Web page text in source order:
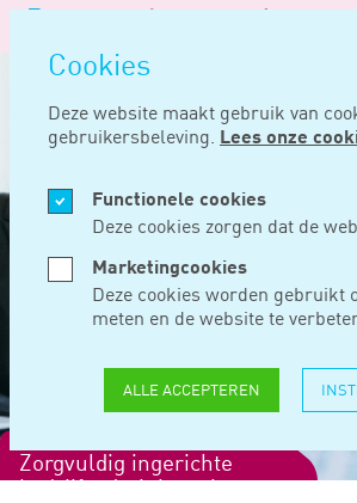
overslaan
Cookies
Deze website maakt gebruik van
gebruikersbeleving. Lees onze
Functionele cookies
Deze cookies zorgen dat de
Marketingcookies
Deze cookies worden
meten en de website te
ALLE ACCEPTEREN
Logo
Noord
Negentig
Zorgvuldig ingerichte
bedrijfsadministratie